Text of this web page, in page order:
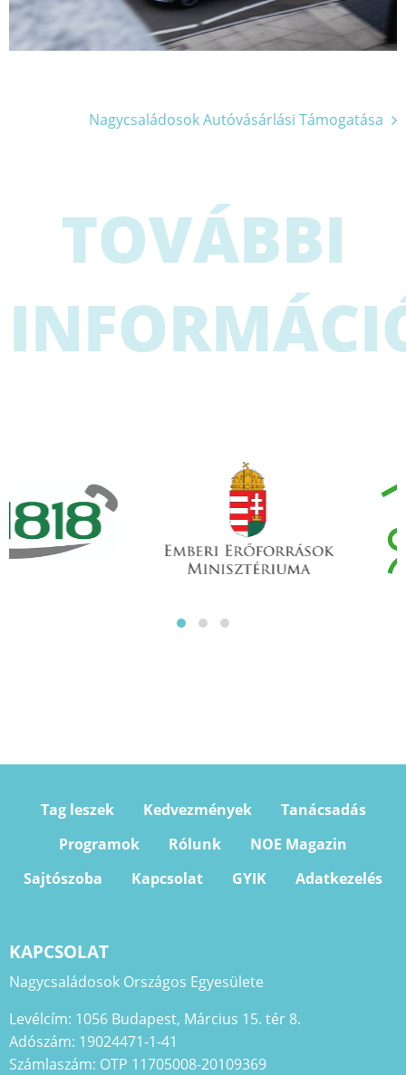
BejegyzésNagycsaládosok Autóvásárlási Támogatása
TOVÁBBI
Tag leszek Kedvezmények
Tanácsadás
Programok
Rólunk
NOE Magazin
Sajtószoba
Kapcsolat GYIK Adatkezelés
KAPCSOLAT
Nagycsaládosok Országos Egyesülete
Levélcím: 1056 Budapest, Március 15. tér 8.
Adószám: 19024471-1-41
Számlaszám: OTP 11705008-20109369